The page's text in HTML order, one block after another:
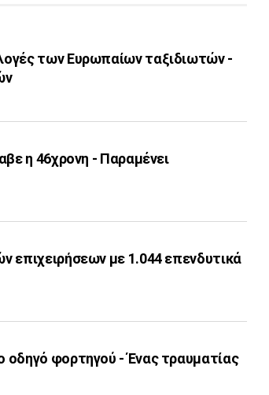
των Ευρωπαίων ταξιδιωτών -
η 46χρονη - Παραμένει
επιχειρήσεων με 1.044 επενδυτικά
οδηγό φορτηγού - Ένας τραυματίας